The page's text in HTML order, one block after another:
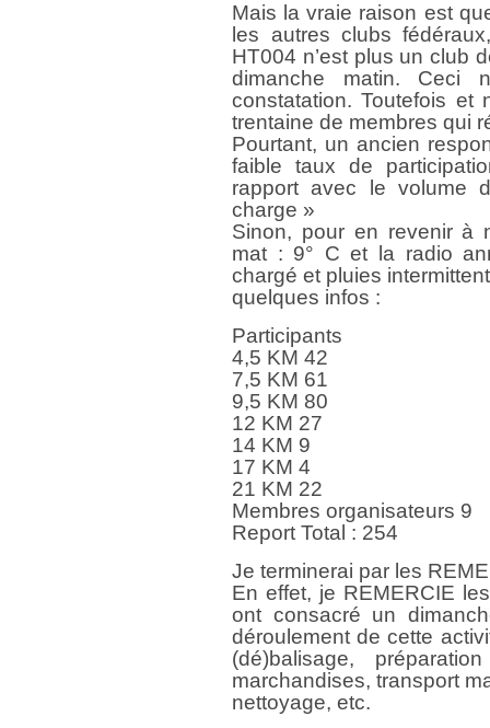
Mais la vraie raison est
les autres clubs
HT004 n’est plus un club
dimanche matin. Ceci
constatation. Toutefois et
trentaine de membres qui
Pourtant, un ancien
faible taux de
rapport avec le volume
charge »
Sinon, pour en revenir à
mat : 9° C et la radio
chargé et pluies
quelques infos :
Participants
4,5 KM 42
7,5 KM 61
9,5 KM 80
12 KM 27
14 KM 9
17 KM 4
21 KM 22
Membres organisateurs 9
Report Total : 254
Je terminerai par les
En effet, je REMERCIE
ont consacré un
déroulement de cette
(dé)balisage,
marchandises, transport
nettoyage, etc.